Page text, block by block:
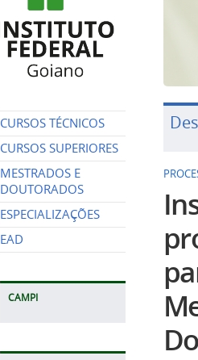
CURSOS TÉCNICOS
CURSOS SUPERIORES
MESTRADOS E
DOUTORADOS
ESPECIALIZAÇÕES
EAD
CAMPI